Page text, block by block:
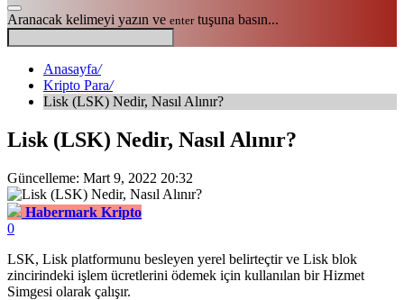
Aranacak kelimeyi yazın ve entertuşuna basın...
Anasayfa/
Kripto Para/
Lisk (LSK) Nedir, Nasıl Alınır?
Lisk (LSK) Nedir, Nasıl Alınır?
Güncelleme: Mart 9, 2022 20:32
Habermark Kripto
0
LSK, Lisk platformunu besleyen yerel belirteçtir ve Lisk blok
zincirindeki işlem ücretlerini ödemek için kullanılan bir Hizmet
Simgesi olarak çalışır.